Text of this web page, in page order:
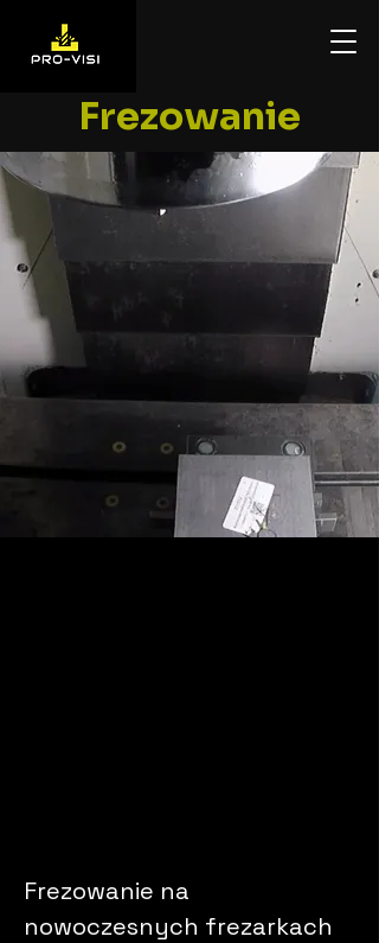
Frezowanie
Frezowanie na
nowoczesnych frezarkach